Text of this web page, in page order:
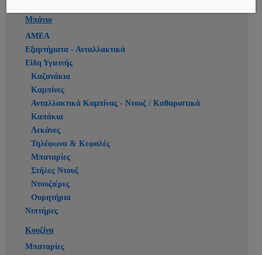
Μπάνιο
ΑΜΕΑ
Εξαρτήματα - Ανταλλακτικά
Είδη Υγιεινής
Καζανάκια
Καμπίνες
Ανταλλακτικά Καμπίνας - Ντουζ / Καθαριστικά
Καπάκια
Λεκάνες
Τηλέφωνα & Κεφαλές
Μπαταρίες
Στήλες Ντουζ
Ντουζιέρες
Ουρητήρια
Νιπτήρες
Κουζίνα
Μπαταρίες